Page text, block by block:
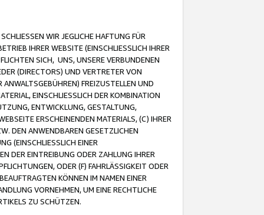
WIR JEGLICHE HAFTUNG FÜR
IHRER WEBSITE (EINSCHLIESSLICH IHRER
SICH, UNS, UNSERE VERBUNDENEN
(DIRECTORS) UND VERTRETER VON
FREIZUSTELLEN UND
EINSCHLIESSLICH DER KOMBINATION
ENTWICKLUNG, GESTALTUNG,
ERSCHEINENDEN MATERIALS, (C) IHRER
DEN ANWENDBAREN GESETZLICHEN
(EINSCHLIESSLICH EINER
DER EINTREIBUNG ODER ZAHLUNG IHRER
ODER (F) FAHRLÄSSIGKEIT ODER
KÖNNEN IM NAMEN EINER
VORNEHMEN, UM EINE RECHTLICHE
ZU SCHÜTZEN.